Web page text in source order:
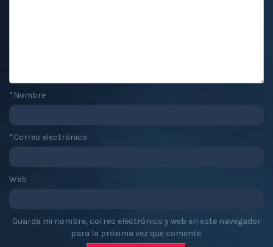
Nombre
*
Correo electrónico
*
Web
Guarda mi nombre, correo electrónico y web en este navegador
para la próxima vez que comente.